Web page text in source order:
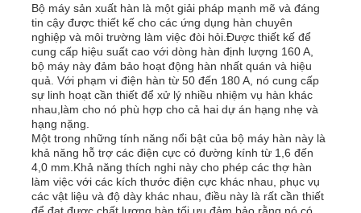
Nhà
Sản phẩm
Bộ máy sản xuất hàn là một giải pháp mạnh mẽ và đáng
tin cậy được thiết kế cho các ứng dụng hàn chuyên
nghiệp và môi trường làm việc đòi hỏi.Được thiết kế để
cung cấp hiệu suất cao với dòng hàn định lượng 160 A,
bộ máy này đảm bảo hoạt động hàn nhất quán và hiệu
quả. Với phạm vi điện hàn từ 50 đến 180 A, nó cung cấp
sự linh hoạt cần thiết để xử lý nhiều nhiệm vụ hàn khác
nhau,làm cho nó phù hợp cho cả hai dự án hạng nhẹ và
hạng nặng.
Một trong những tính năng nổi bật của bộ máy hàn này là
khả năng hỗ trợ các điện cực có đường kính từ 1,6 đến
4,0 mm.Khả năng thích nghi này cho phép các thợ hàn
làm việc với các kích thước điện cực khác nhau, phục vụ
các vật liệu và độ dày khác nhau, điều này là rất cần thiết
để đạt được chất lượng hàn tối ưu.đảm bảo rằng nó có